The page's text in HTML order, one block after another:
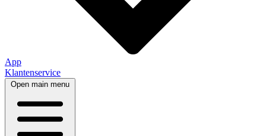
App
Klantenservice
Open main menu